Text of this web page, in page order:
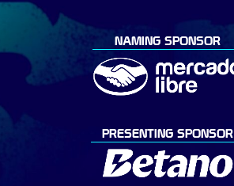
NAMING SPONSOR
PRESENTING SPONSOR